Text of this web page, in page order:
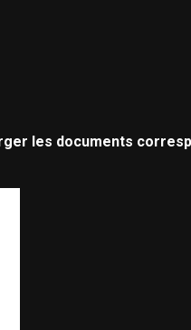
les documents